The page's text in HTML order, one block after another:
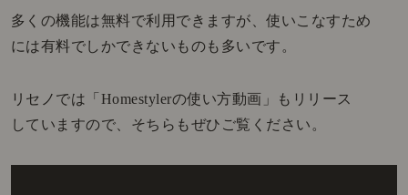
多くの機能は無料で利用できますが、使いこなすため
には有料でしかできないものも多いです。
リセノでは「Homestylerの使い方動画」もリリース
していますので、そちらもぜひご覧ください。